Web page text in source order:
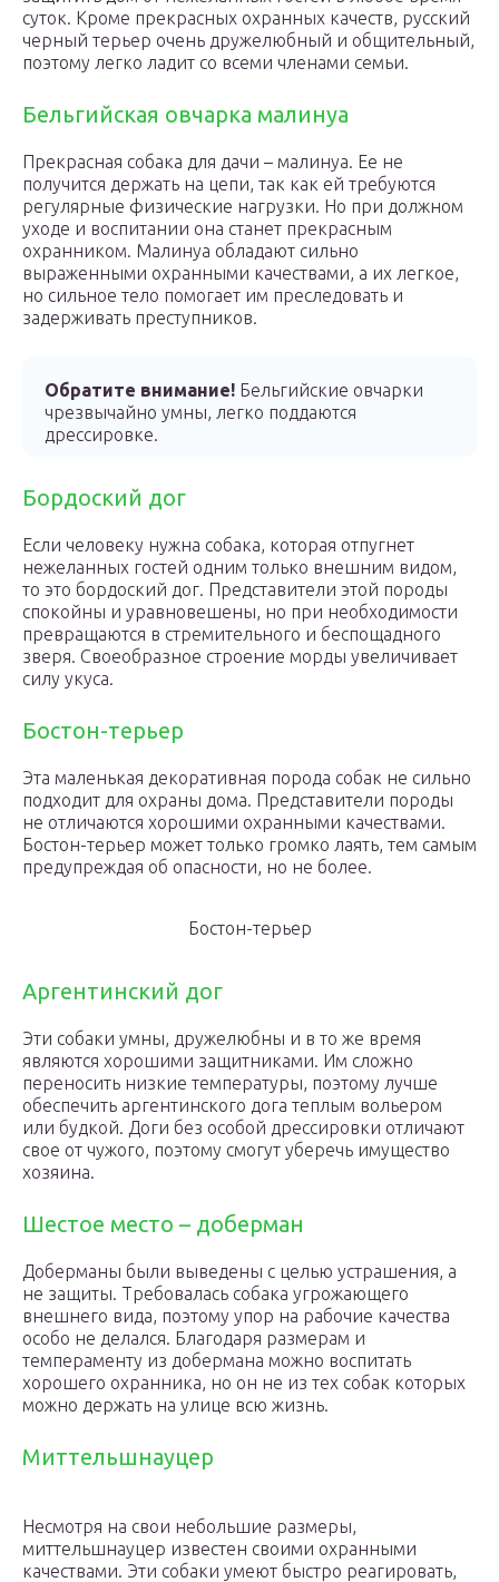
суток. Кроме прекрасных охранных качеств, русский
черный терьер очень дружелюбный и общительный,
поэтому легко ладит со всеми членами семьи.
Бельгийская овчарка малинуа
Прекрасная собака для дачи – малинуа. Ее не
получится держать на цепи, так как ей требуются
регулярные физические нагрузки. Но при должном
уходе и воспитании она станет прекрасным
охранником. Малинуа обладают сильно
выраженными охранными качествами, а их легкое,
но сильное тело помогает им преследовать и
задерживать преступников.
Обратите внимание! Бельгийские овчарки
чрезвычайно умны, легко поддаются
дрессировке.
Бордоский дог
Если человеку нужна собака, которая отпугнет
нежеланных гостей одним только внешним видом,
то это бордоский дог. Представители этой породы
спокойны и уравновешены, но при необходимости
превращаются в стремительного и беспощадного
зверя. Своеобразное строение морды увеличивает
силу укуса.
Бостон-терьер
Эта маленькая декоративная порода собак не сильно
подходит для охраны дома. Представители породы
не отличаются хорошими охранными качествами.
Бостон-терьер может только громко лаять, тем самым
предупреждая об опасности, но не более.
Бостон-терьер
Аргентинский дог
Эти собаки умны, дружелюбны и в то же время
являются хорошими защитниками. Им сложно
переносить низкие температуры, поэтому лучше
обеспечить аргентинского дога теплым вольером
или будкой. Доги без особой дрессировки отличают
свое от чужого, поэтому смогут уберечь имущество
хозяина.
Шестое место – доберман
Доберманы были выведены с целью устрашения, а
не защиты. Требовалась собака угрожающего
внешнего вида, поэтому упор на рабочие качества
особо не делался. Благодаря размерам и
темпераменту из добермана можно воспитать
хорошего охранника, но он не из тех собак которых
можно держать на улице всю жизнь.
Миттельшнауцер
Несмотря на свои небольшие размеры,
миттельшнауцер известен своими охранными
качествами. Эти собаки умеют быстро реагировать,